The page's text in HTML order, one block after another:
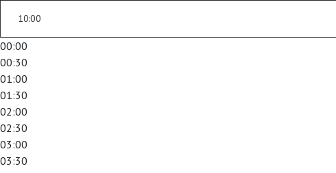
00:00
00:30
01:00
01:30
02:00
02:30
03:00
03:30